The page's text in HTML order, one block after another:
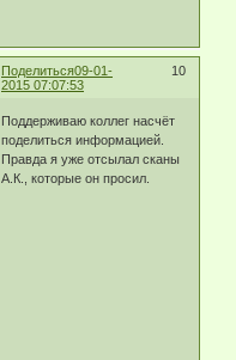
Поделиться 10
09-01-
2015 07:07:53
Поддерживаю коллег насчёт
поделиться информацией.
Правда я уже отсылал сканы
А.К., которые он просил.